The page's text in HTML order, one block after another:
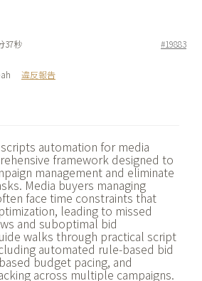
37秒 #19883
違反報告
automation for media
framework designed to
management and eliminate
Media buyers managing
face time constraints that
leading to missed
and suboptimal bid
walks through practical script
automated rule-based bid
budget pacing, and
across multiple campaigns.